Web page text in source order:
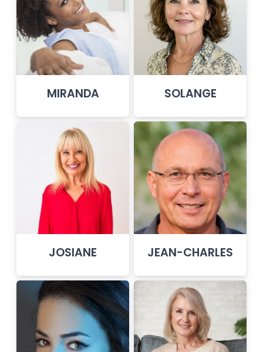
MIRANDA SOLANGE
JOSIANE JEAN-CHARLES